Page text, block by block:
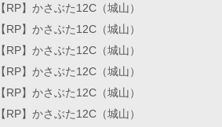
【RP】かさぶた12C（城山）
【RP】かさぶた12C（城山）
【RP】かさぶた12C（城山）
【RP】かさぶた12C（城山）
【RP】かさぶた12C（城山）
【RP】かさぶた12C（城山）